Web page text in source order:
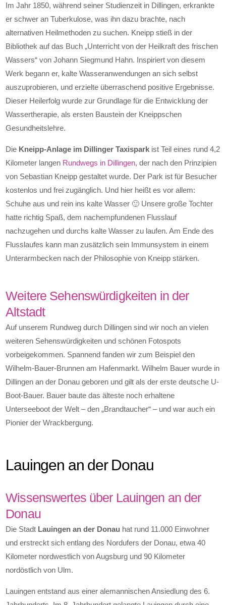
Im Jahr 1850, während seiner Studienzeit in Dillingen, erkrankte
er schwer an Tuberkulose, was ihn dazu brachte, nach
alternativen Heilmethoden zu suchen. Kneipp stieß in der
Bibliothek auf das Buch „Unterricht von der Heilkraft des frischen
Wassers“ von Johann Siegmund Hahn. Inspiriert von diesem
Werk begann er, kalte Wasseranwendungen an sich selbst
auszuprobieren, und erzielte überraschend positive Ergebnisse.
Dieser Heilerfolg wurde zur Grundlage für die Entwicklung der
Wassertherapie, als ersten Baustein der Kneippschen
Gesundheitslehre.
Die Kneipp-Anlage im Dillinger Taxispark ist Teil eines rund 4,2
Kilometer langen Rundwegs in Dillingen, der nach den Prinzipien
von Sebastian Kneipp gestaltet wurde. Der Park ist für Besucher
kostenlos und frei zugänglich. Und hier heißt es vor allem:
Schuhe aus und rein ins kalte Wasser 🙂 Unsere große Tochter
hatte richtig Spaß, dem nachempfundenen Flusslauf
nachzugehen und durchs kalte Wasser zu laufen. Am Ende des
Flusslaufes kann man zusätzlich sein Immunsystem in einem
Unterarmbecken nach der Philosophie von Kneipp stärken.
Weitere Sehenswürdigkeiten in der
Altstadt
Auf unserem Rundweg durch Dillingen sind wir noch an vielen
weiteren Sehenswürdigkeiten und schönen Fotospots
vorbeigekommen. Spannend fanden wir zum Beispiel den
Wilhelm-Bauer-Brunnen am Hafenmarkt. Wilhelm Bauer wurde in
Dillingen an der Donau geboren und gilt als der erste deutsche U-
Boot-Bauer. Bauer baute das älteste noch erhaltene
Unterseeboot der Welt – den „Brandtaucher“ – und war auch ein
Pionier der Wrackbergung.
Lauingen an der Donau
Wissenswertes über Lauingen an der
Donau
Die Stadt Lauingen an der Donau hat rund 11.000 Einwohner
und erstreckt sich entlang des Nordufers der Donau, etwa 40
Kilometer nordwestlich von Augsburg und 90 Kilometer
nordöstlich von Ulm.
Lauingen entstand aus einer alemannischen Ansiedlung des 6.